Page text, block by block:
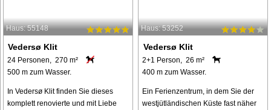
Haus: 55148
Vedersø Klit
24 Personen, 270 m²
500 m zum Wasser.
In Vedersø Klit finden Sie dieses
komplett renovierte und mit Liebe
Haus: 53252
Vedersø Klit
2+1 Person, 26 m²
400 m zum Wasser.
Ein Ferienzentrum, in dem Sie der
westjütländischen Küste fast näher